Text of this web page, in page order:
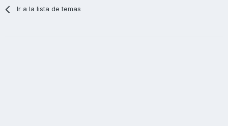
Ir a la lista de temas